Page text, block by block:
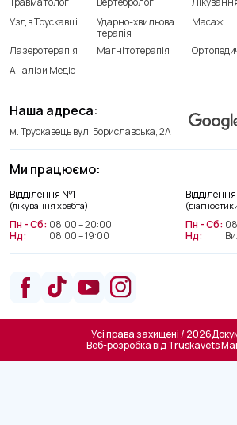
Ми працюємо:
Відділення №1
(лікування хребта)
Пн - Сб: 08:00 – 20:00
Нд:
08:00 – 19:00
Пн - Сб:
Нд:
Наша адреса:
м. Трускавець вул. Бориславська, 2А
Узд в Трускавці
Ударно-хвильова
терапія
Масаж
Лазеротерапія Магнітотерапія
Аналізи Медіс
Усі права захищені / 2026
Веб-розробка відTruskavets